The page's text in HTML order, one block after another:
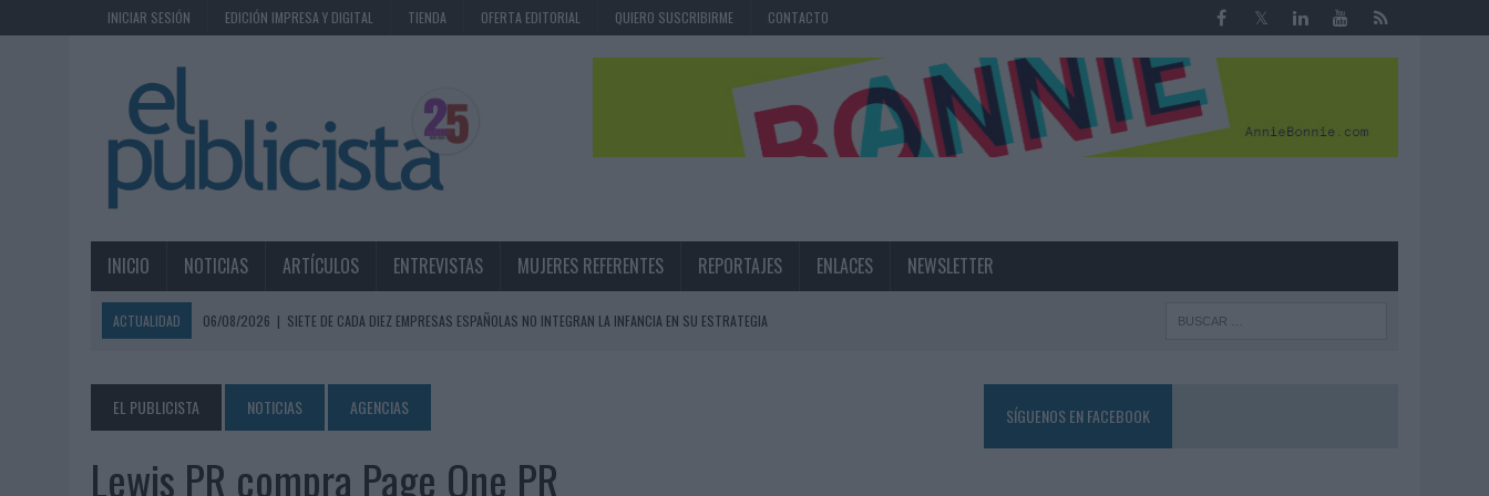
INICIAR SESIÓN EDICIÓN IMPRESA Y DIGITAL TIENDA OFERTA EDITORIAL QUIERO SUSCRIBIRME CONTACTO
INICIO NOTICIAS ARTÍCULOS ENTREVISTAS MUJERES REFERENTES REPORTAJES ENLACES NEWSLETTER
ACTUALIDAD 06/08/2026 | SIETE DE CADA DIEZ EMPRESAS ESPAÑOLAS NO INTEGRAN LA INFANCIA EN SU ESTRATEGIA
06/08/2026 | EL USO DE LA IA GENERATIVA ALCANZA YA AL 62% DE LOS ESPAÑOLES
06/08/2026
| SYSTEM1 NOMBRA A KIMBERLY BASTONI COMO NUEVA DIRECTORA COMERCIAL GLOBAL
EL PUBLICISTA NOTICIAS AGENCIAS
Lewis PR compra Page One PR
SÍGUENOS EN FACEBOOK